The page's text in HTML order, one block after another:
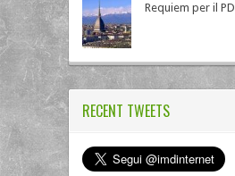
Requiem per il PD
RECENT TWEETS